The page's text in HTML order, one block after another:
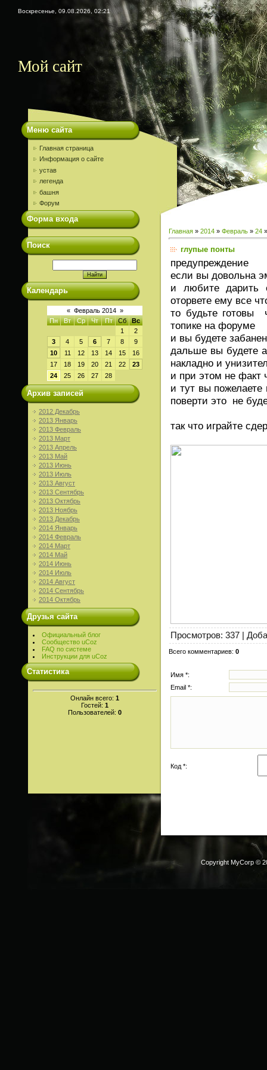
Воскресенье, 09.08.2026, 02:21
Мой сайт
Меню сайта
Главная страница
Информация о сайте
устав
легенда
башня
Форум
Форма входа
Поиск
Календарь
« Февраль 2014 »
Пн
Вт Ср Чт Пт Сб
Вс
1
2
3
4 5 6 7 8
9
10
11 12 13 14 15
16
17
18 19 20 21 22
23
24
25 26 27 28
Архив записей
2012 Декабрь
2013 Январь
2013 Февраль
2013 Март
2013 Апрель
2013 Май
2013 Июнь
2013 Июль
2013 Август
2013 Сентябрь
2013 Октябрь
2013 Ноябрь
2013 Декабрь
2014 Январь
2014 Февраль
2014 Март
2014 Май
2014 Июнь
2014 Июль
2014 Август
2014 Сентябрь
2014 Октябрь
Друзья сайта
Официальный блог
Сообщество uCoz
FAQ по системе
Инструкции для uCoz
Статистика
Онлайн всего: 1
Гостей: 1
Пользователей: 0
Главная » 2014 » Февраль » 24
глупые понты
предупреждение
если вы довольна
и любите дарить
оторвете ему все
то будьте готовы
топике на форуме
и вы будете
дальше вы будете
накладно и
и при этом не факт
и тут вы
поверти это не
так что играйте
Просмотров: 337 |
Всего комментариев: 0
Имя *:
Email *:
Код *:
Copyright MyCorp ©